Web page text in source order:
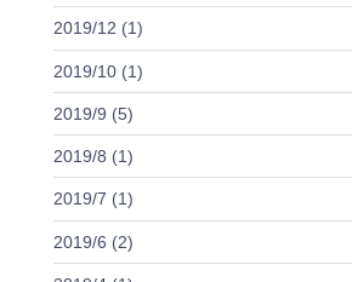
2019/12 (1)
2019/10 (1)
2019/9 (5)
2019/8 (1)
2019/7 (1)
2019/6 (2)